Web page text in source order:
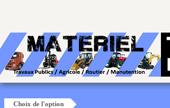
Choix de l'option